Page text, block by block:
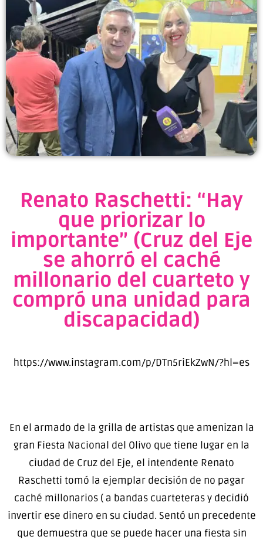
Renato Raschetti: “Hay
que priorizar lo
importante” (Cruz del Eje
se ahorró el caché
millonario del cuarteto y
compró una unidad para
discapacidad)
https://www.instagram.com/p/DTn5riEkZwN/?hl=es
En el armado de la grilla de artistas que amenizan la
gran Fiesta Nacional del Olivo que tiene lugar en la
ciudad de Cruz del Eje, el intendente Renato
Raschetti tomó la ejemplar decisión de no pagar
caché millonarios ( a bandas cuarteteras y decidió
invertir ese dinero en su ciudad. Sentó un precedente
que demuestra que se puede hacer una fiesta sin